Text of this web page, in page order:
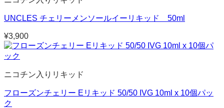
UNCLES チェリーメンソールイーリキッド 50ml
¥3,900
ニコチン入りリキッド
フローズンチェリー Eリキッド 50/50 IVG 10ml x 10個パッ
ク